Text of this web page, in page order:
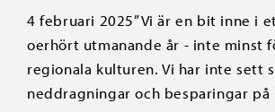
4 februari 2025”Vi är en bit inne i
oerhört utmanande år - inte minst
regionala kulturen. Vi har inte sett
neddragningar och besparingar